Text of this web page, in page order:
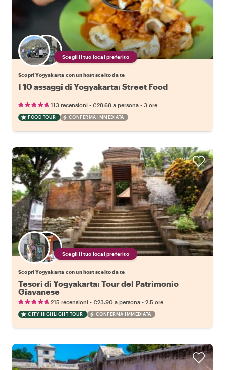
Scegli il tuo local preferito
Scopri Yogyakarta con un host scelto da te
I 10 assaggi di Yogyakarta: Street Food
113 recensioni • €28.68 a persona • 3 ore
FOOD TOUR CONFERMA IMMEDIATA
Scegli il tuo local preferito
Scopri Yogyakarta con un host scelto da te
Tesori di Yogyakarta: Tour del Patrimonio
Giavanese
215 recensioni • €23.90 a persona • 2.5 ore
CITY HIGHLIGHT TOUR CONFERMA IMMEDIATA